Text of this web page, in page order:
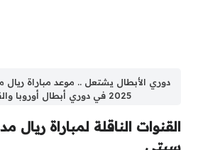
دوري الأبطال يشتعل .. موعد مباراة
2025 في دوري أبطال أوروبا والقنوات الناقلة
القنوات الناقلة لمباراة ريال
سيتي